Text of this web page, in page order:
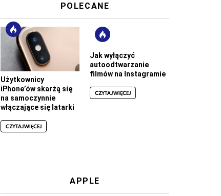
POLECANE
Użytkownicy
iPhone’ów skarżą się
na samoczynnie
włączające się latarki
CZYTAJ WIĘCEJ
Jak wyłączyć
autoodtwarzanie
filmów na Instagramie
CZYTAJ WIĘCEJ
APPLE